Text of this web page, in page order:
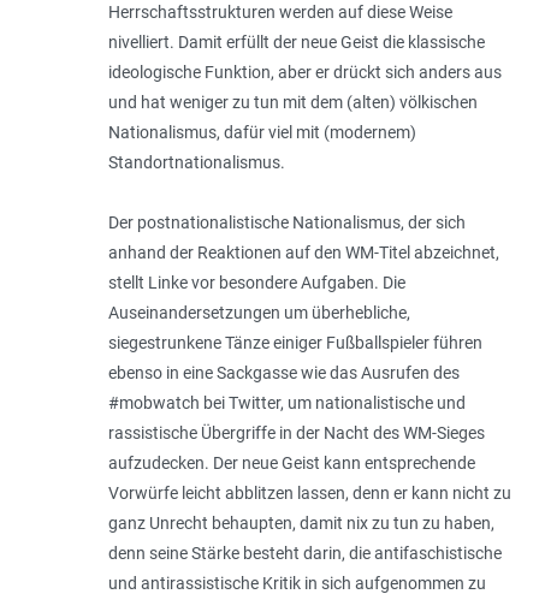
Herrschaftsstrukturen werden auf diese Weise
nivelliert. Damit erfüllt der neue Geist die klassische
ideologische Funktion, aber er drückt sich anders aus
und hat weniger zu tun mit dem (alten) völkischen
Nationalismus, dafür viel mit (modernem)
Standortnationalismus.
Der postnationalistische Nationalismus, der sich
anhand der Reaktionen auf den WM-Titel abzeichnet,
stellt Linke vor besondere Aufgaben. Die
Auseinandersetzungen um überhebliche,
siegestrunkene Tänze einiger Fußballspieler führen
ebenso in eine Sackgasse wie das Ausrufen des
#mobwatch bei Twitter, um nationalistische und
rassistische Übergriffe in der Nacht des WM-Sieges
aufzudecken. Der neue Geist kann entsprechende
Vorwürfe leicht abblitzen lassen, denn er kann nicht zu
ganz Unrecht behaupten, damit nix zu tun zu haben,
denn seine Stärke besteht darin, die antifaschistische
und antirassistische Kritik in sich aufgenommen zu